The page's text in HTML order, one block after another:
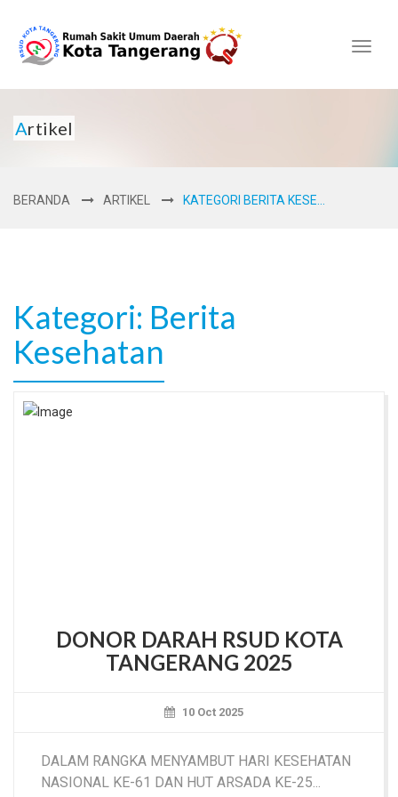
Toggle
Artikel
BERANDA ARTIKEL KATEGORI BERITA KESE...
Kategori: Berita
Kesehatan
DONOR DARAH RSUD KOTA
TANGERANG 2025
10 Oct 2025
DALAM RANGKA MENYAMBUT HARI KESEHATAN
NASIONAL KE-61 DAN HUT ARSADA KE-25...